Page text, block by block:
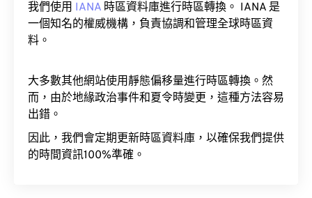
我們使用 IANA 時區資料庫進行時區轉換。 IANA 是
一個知名的權威機構，負責協調和管理全球時區資
料。
大多數其他網站使用靜態偏移量進行時區轉換。然
而，由於地緣政治事件和夏令時變更，這種方法容易
出錯。
因此，我們會定期更新時區資料庫，以確保我們提供
的時間資訊100%準確。